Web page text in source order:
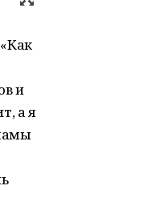
и
а я